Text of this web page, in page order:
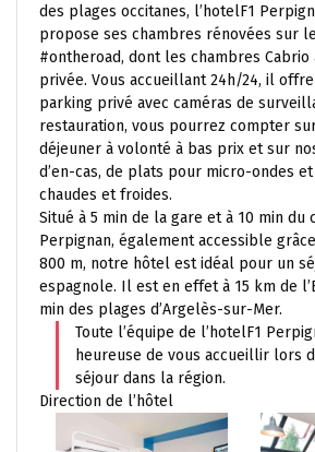
des plages occitanes, l’hotelF1
propose ses chambres rénovées sur
#ontheroad, dont les chambres Cabrio
privée. Vous accueillant 24h/24, il
parking privé avec caméras de
restauration, vous pourrez compter
déjeuner à volonté à bas prix et sur
d’en-cas, de plats pour micro-ondes
chaudes et froides.
Situé à 5 min de la gare et à 10 min du
Perpignan, également accessible
800 m, notre hôtel est idéal pour un
espagnole. Il est en effet à 15 km de
min des plages d’Argelès-sur-Mer.
Toute l’équipe de l’hotelF1
heureuse de vous accueillir lors
séjour dans la région.
Direction de l’hôtel